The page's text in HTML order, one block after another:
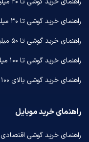
راهنمای خرید گوشی تا ۳۰ میلیون
راهنمای خرید گوشی تا ۵۰ میلیون
راهنمای خرید گوشی تا ۱۰۰ میلیون
راهنمای خرید گوشی بالای ۱۰۰ میلیون
راهنمای خرید موبایل
راهنمای خرید گوشی اقتصادی